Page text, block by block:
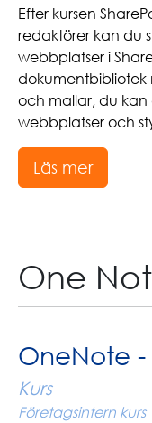
Efter kursen
redaktörer kan du
webbplatser i
och mallar, du
webbplatser och
Läs mer
One
OneNote
Kurs
Företagsintern kurs